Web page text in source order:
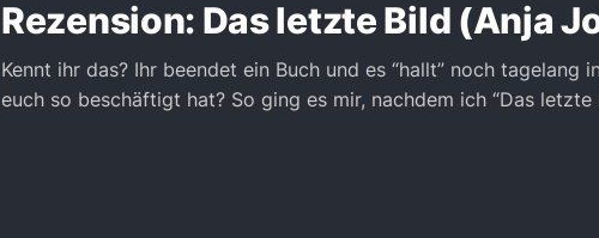
Rezension: Das letzte Bild (Anja
Kennt ihr das? Ihr beendet ein Buch und es “hallt” noch tagelang
euch so beschäftigt hat? So ging es mir, nachdem ich “Das letzte